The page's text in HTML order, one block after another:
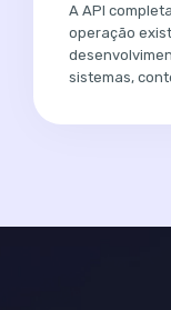
A API
operação
sistemas,